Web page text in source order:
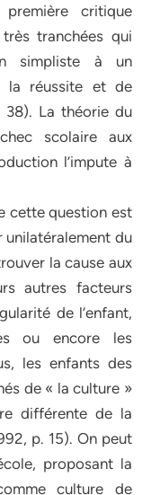
critique
tranchées qui
simpliste à un
la réussite et de
38). La théorie du
scolaire aux
l’impute à
cette question est
unilatéralement du
la cause aux
autres facteurs
de l’enfant,
ou encore les
les enfants des
de « la culture »
différente de la
p. 15). On peut
proposant la
culture de